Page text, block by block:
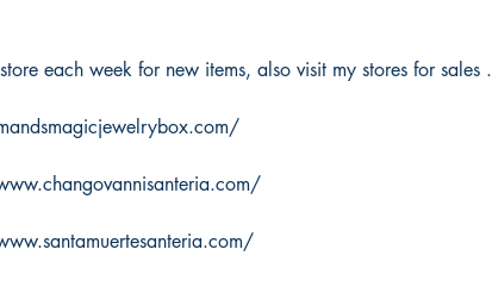
each week for new items, also visit my stores for sales .